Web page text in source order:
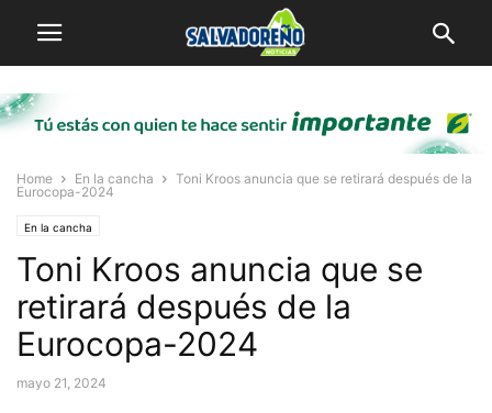
Home En la cancha
Toni Kroos anuncia que se retirará después de la
Eurocopa-2024
En la cancha
Toni Kroos anuncia que se
retirará después de la
Eurocopa-2024
mayo 21, 2024